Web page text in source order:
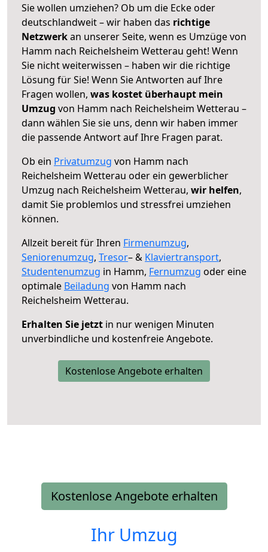
Sie wollen umziehen? Ob um die Ecke oder
deutschlandweit – wir haben das richtige
Netzwerkan unserer Seite, wenn es Umzüge von
Hamm nach Reichelsheim Wetterau geht! Wenn
Sie nicht weiterwissen – haben wir die richtige
Lösung für Sie! Wenn Sie Antworten auf Ihre
Fragen wollen, was kostet überhaupt mein
Umzug von Hamm nach Reichelsheim Wetterau –
dann wählen Sie sie uns, denn wir haben immer
die passende Antwort auf Ihre Fragen parat.
Ob ein Privatumzug von Hamm nach
Reichelsheim Wetterau oder ein gewerblicher
Umzug nach Reichelsheim Wetterau, wir helfen,
damit Sie problemlos und stressfrei umziehen
können.
Allzeit bereit für Ihren Firmenumzug,
Seniorenumzug, Tresor– & Klaviertransport,
Studentenumzug in Hamm, Fernumzug oder eine
optimale Beiladung von Hamm nach
Reichelsheim Wetterau.
Erhalten Sie jetzt in nur wenigen Minuten
unverbindliche und kostenfreie Angebote.
Kostenlose Angebote erhalten
Kostenlose Angebote erhalten
Ihr Umzug